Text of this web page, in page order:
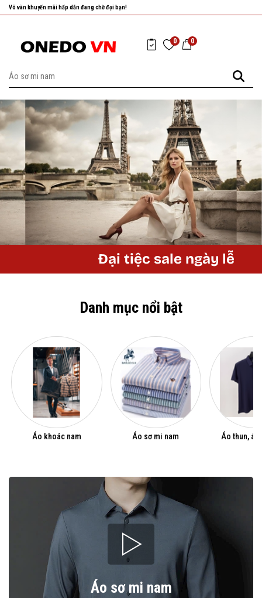
Vô vàn khuyến mãi hấp dẫn đang chờ đợi bạn!
0 0
Đại tiệc sale ngày lễ
Danh mục nổi bật
Áo khoác nam Áo sơ mi nam Áo thun, áo
Áo sơ mi nam